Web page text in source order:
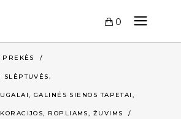
0
PREKĖS /
SLĖPTUVĖS,
GALINĖS SIENOS TAPETAI ,
, ROPLIAMS, ŽUVIMS /